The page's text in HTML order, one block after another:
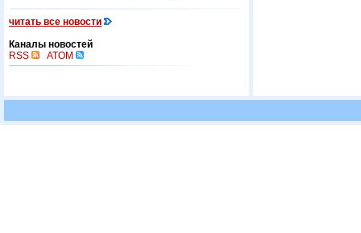
читать все новости
Каналы новостей
RSS
ATOM